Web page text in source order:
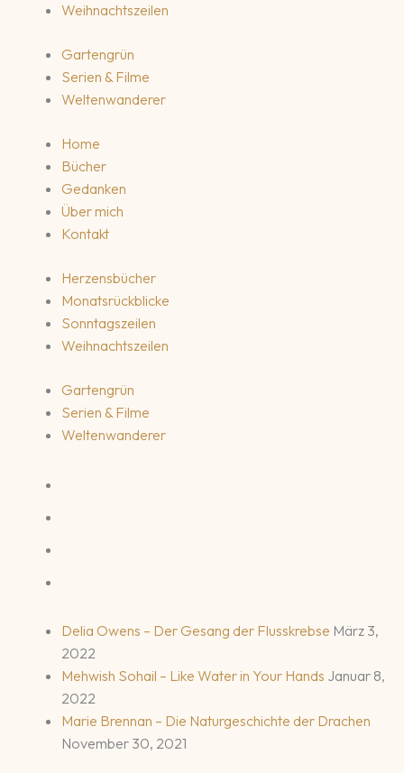
Weihnachtszeilen
Gartengrün
Serien & Filme
Weltenwanderer
Home
Bücher
Gedanken
Über mich
Kontakt
Herzensbücher
Monatsrückblicke
Sonntagszeilen
Weihnachtszeilen
Gartengrün
Serien & Filme
Weltenwanderer
Delia Owens – Der Gesang der Flusskrebse März 3,
2022
Mehwish Sohail – Like Water in Your Hands Januar 8,
2022
Marie Brennan – Die Naturgeschichte der Drachen
November 30, 2021